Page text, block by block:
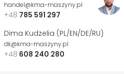
handel@kma-maszyny.pl
+48 785 591 297
Dima Kudzelia (PL/EN/DE/RU)
dk@kma-maszyny.pl
+48 608 240 280